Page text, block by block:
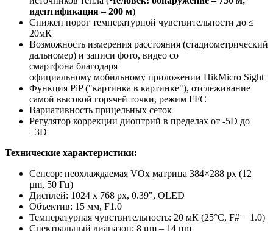
идентификация – 200 м)
Снижен порог температурной чувствительности до ≤
20мК
Возможность измерения расстояния (стадиометрический
дальномер) и записи фото, видео со
смартфона благодаря
официальному мобильному приложении HikMicro Sight
Функция PiP ("картинка в картинке"), отслеживание
самой высокой горячей точки, режим FFC
Вариативность прицельных сеток
Регулятор коррекции диоптрий в пределах от -5D до
+3D
Технические характеристики:
Сенсор: неохлаждаемая VOx матрица 384×288 px (12
µm, 50 Гц)
Дисплей: 1024 x 768 px, 0.39", OLED
Объектив: 15 мм, F1.0
Температурная чувствительность: 20 мК (25°C, F# = 1.0)
Спектральный диапазон: 8 μm – 14 μm